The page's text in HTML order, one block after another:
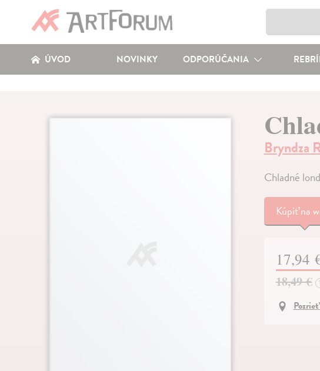
ÚVOD NOVINKY ODPORÚČANIA
Bryndza
Chladné
Kúpiťna
17,94
18,49 €